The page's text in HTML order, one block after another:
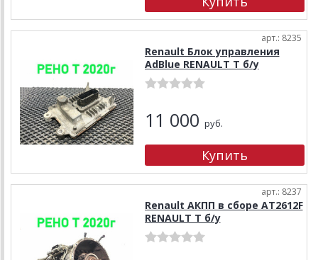
арт.: 8235
Renault Блок управления
AdBlue RENAULT T б/у
11 000 руб.
арт.: 8237
Renault АКПП в сборе AT2612F
RENAULT T б/у